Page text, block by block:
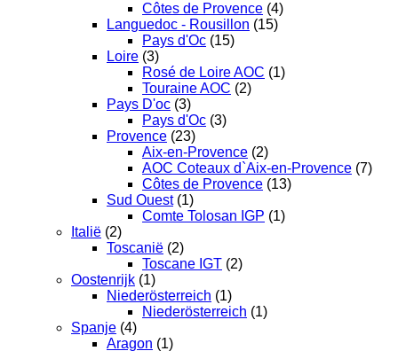
Côtes de Provence (4)
Languedoc - Rousillon (15)
Pays d'Oc (15)
Loire (3)
Rosé de Loire AOC (1)
Touraine AOC (2)
Pays D'oc (3)
Pays d'Oc (3)
Provence (23)
Aix-en-Provence (2)
AOC Coteaux d`Aix-en-Provence (7)
Côtes de Provence (13)
Sud Ouest (1)
Comte Tolosan IGP (1)
Italië (2)
Toscanië (2)
Toscane IGT (2)
Oostenrijk (1)
Niederösterreich (1)
Niederösterreich (1)
Spanje (4)
Aragon (1)